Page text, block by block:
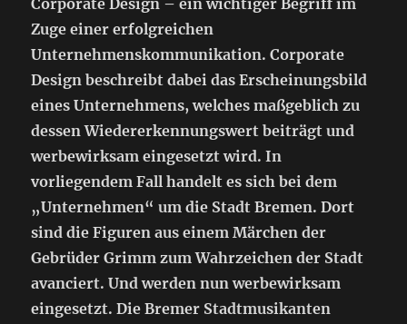
Corporate Design – ein wichtiger Begriff im
Zuge einer erfolgreichen
Unternehmenskommunikation. Corporate
Design beschreibt dabei das Erscheinungsbild
eines Unternehmens, welches maßgeblich zu
dessen Wiedererkennungswert beiträgt und
werbewirksam eingesetzt wird. In
vorliegendem Fall handelt es sich bei dem
„Unternehmen“ um die Stadt Bremen. Dort
sind die Figuren aus einem Märchen der
Gebrüder Grimm zum Wahrzeichen der Stadt
avanciert. Und werden nun werbewirksam
eingesetzt. Die Bremer Stadtmusikanten